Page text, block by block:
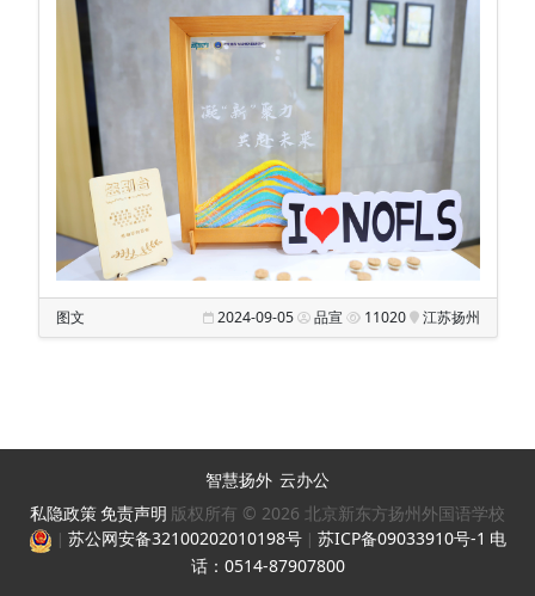
成
教
学
支
持
党
团
图文 2024-09-05 品宣 11020 江苏扬州
智慧扬外 云办公
私隐政策免责声明 版权所有 © 2026 北京新东方扬州外国语学校
| 苏公网安备32100202010198号 | 苏ICP备09033910号-1 电
话：0514-87907800